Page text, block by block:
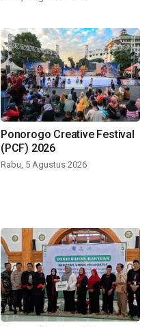
Ponorogo Creative Festival
(PCF) 2026
Rabu, 5 Agustus 2026